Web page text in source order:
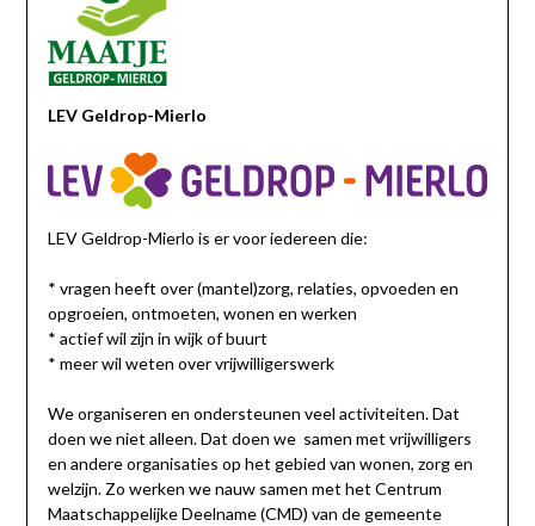
LEV Geldrop-Mierlo
LEV Geldrop-Mierlo is er voor iedereen die:
* vragen heeft over (mantel)zorg, relaties, opvoeden en
opgroeien, ontmoeten, wonen en werken
* actief wil zijn in wijk of buurt
* meer wil weten over vrijwilligerswerk
We organiseren en ondersteunen veel activiteiten. Dat
doen we niet alleen. Dat doen we samen met vrijwilligers
en andere organisaties op het gebied van wonen, zorg en
welzijn. Zo werken we nauw samen met het Centrum
Maatschappelijke Deelname (CMD) van de gemeente